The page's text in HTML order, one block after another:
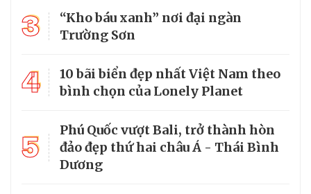
3
“Kho báu xanh” nơi đại ngàn
Trường Sơn
4
10 bãi biển đẹp nhất Việt Nam theo
bình chọn của Lonely Planet
5
Phú Quốc vượt Bali, trở thành hòn
đảo đẹp thứ hai châu Á - Thái Bình
Dương